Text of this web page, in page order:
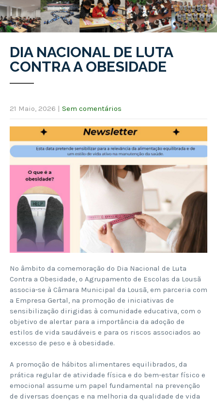
DIA NACIONAL DE LUTA
CONTRA A OBESIDADE
21 Maio, 2026 | Sem comentários
No âmbito da comemoração do Dia Nacional de Luta
Contra a Obesidade, o Agrupamento de Escolas da Lousã
associa-se à Câmara Municipal da Lousã, em parceria com
a Empresa Gertal, na promoção de iniciativas de
sensibilização dirigidas à comunidade educativa, com o
objetivo de alertar para a importância da adoção de
estilos de vida saudáveis e para os riscos associados ao
excesso de peso e à obesidade.
A promoção de hábitos alimentares equilibrados, da
prática regular de atividade física e do bem-estar físico e
emocional assume um papel fundamental na prevenção
de diversas doenças e na melhoria da qualidade de vida